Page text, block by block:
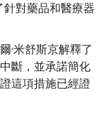
對藥品和醫療器
·米舒斯京解釋了
斷，並承諾簡化
這項措施已經證